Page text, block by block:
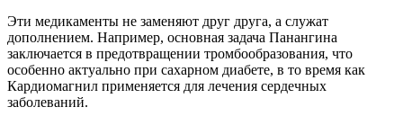
Эти медикаменты не заменяют друг друга, а служат
дополнением. Например, основная задача Панангина
заключается в предотвращении тромбообразования, что
особенно актуально при сахарном диабете, в то время как
Кардиомагнил применяется для лечения сердечных
заболеваний.